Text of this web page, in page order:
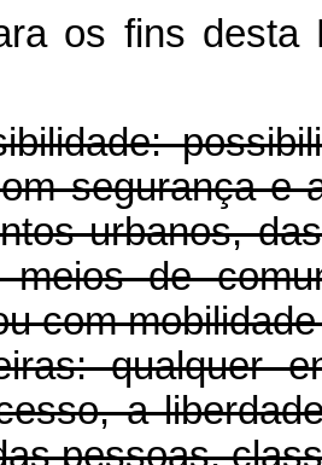
os fins desta
segurança e
urbanos,
de
com
qualquer
a
pessoas,